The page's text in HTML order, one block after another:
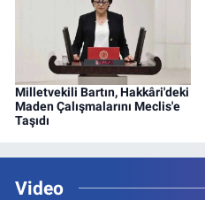
Milletvekili Bartın, Hakkâri'deki
Maden Çalışmalarını Meclis'e
Taşıdı
Video